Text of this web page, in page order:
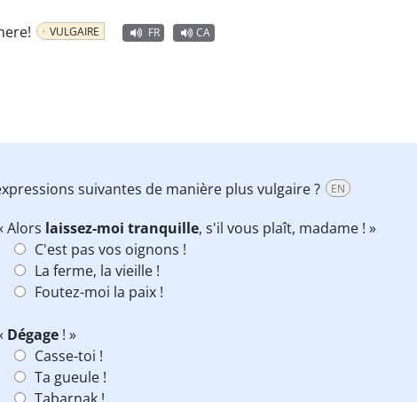
VULGAIRE FR CA
suivantes de manière plus vulgaire ? EN
Alors laissez-moi tranquille, s'il vous plaît, madame ! »
C'est pas vos oignons !
La ferme, la vieille !
Foutez-moi la paix !
Dégage ! »
Casse-toi !
Ta gueule !